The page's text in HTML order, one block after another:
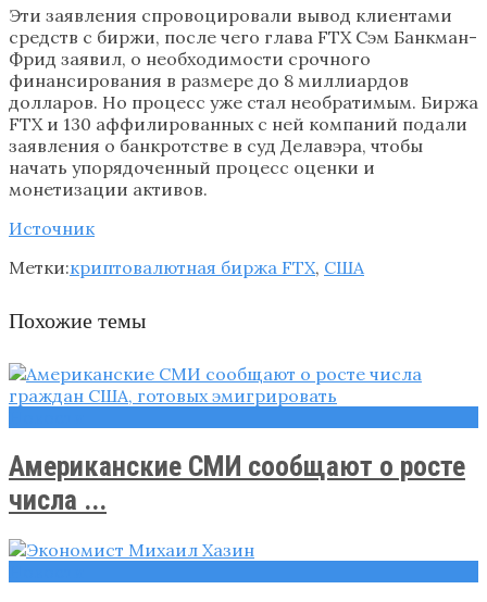
Эти заявления спровоцировали вывод клиентами
средств с биржи, после чего глава FTX Сэм Банкман-
Фрид заявил, о необходимости срочного
финансирования в размере до 8 миллиардов
долларов. Но процесс уже стал необратимым. Биржа
FTX и 130 аффилированных с ней компаний подали
заявления о банкротстве в суд Делавэра, чтобы
начать упорядоченный процесс оценки и
монетизации активов.
Источник
Метки:криптовалютная биржа FTX, США
Похожие темы
Американские СМИ сообщают о росте
числа ...